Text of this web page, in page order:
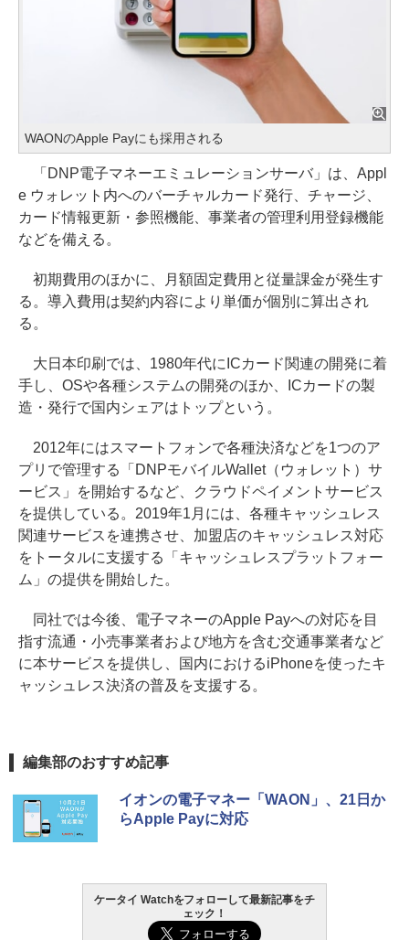
WAONのApple Payにも採用される
「DNP電子マネーエミュレーションサーバ」は、Appl
e ウォレット内へのバーチャルカード発行、チャージ、
カード情報更新・参照機能、事業者の管理利用登録機能
などを備える。
初期費用のほかに、月額固定費用と従量課金が発生す
る。導入費用は契約内容により単価が個別に算出され
る。
大日本印刷では、1980年代にICカード関連の開発に着
手し、OSや各種システムの開発のほか、ICカードの製
造・発行で国内シェアはトップという。
2012年にはスマートフォンで各種決済などを1つのア
プリで管理する「DNPモバイルWallet（ウォレット）サ
ービス」を開始するなど、クラウドペイメントサービス
を提供している。2019年1月には、各種キャッシュレス
関連サービスを連携させ、加盟店のキャッシュレス対応
をトータルに支援する「キャッシュレスプラットフォー
ム」の提供を開始した。
同社では今後、電子マネーのApple Payへの対応を目
指す流通・小売事業者および地方を含む交通事業者など
に本サービスを提供し、国内におけるiPhoneを使ったキ
ャッシュレス決済の普及を支援する。
編集部のおすすめ記事
イオンの電子マネー「WAON」、21日か
らApple Payに対応
ケータイ Watchをフォローして最新記事をチ
ェック！